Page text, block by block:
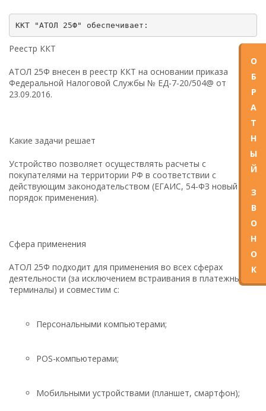
Реестр ККТ
АТОЛ 25Ф внесен в реестр ККТ на основании приказа
Федеральной Налоговой Службы № ЕД-7-20/504@ от
23.09.2016.
Какие задачи решает
Устройство позволяет осуществлять расчеты с
покупателями на территории РФ в соответствии с
действующим законодательством (ЕГАИС, 54-ФЗ новый
порядок применения).
Сфера применения
АТОЛ 25Ф подходит для применения во всех сферах
деятельности (за исключением встраивания в платежные
терминалы) и совместим с:
Персональными компьютерами;
POS-компьютерами;
Мобильными устройствами (планшет, смартфон);
О
Б
Р
А
Т
Н
Ы
Й
З
В
О
Н
О
К